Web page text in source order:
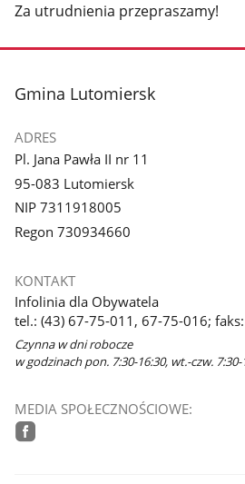
Za utrudnienia przepraszamy!
stopka
Gmina Lutomiersk
ADRES
Pl. Jana Pawła II nr 11
95-083 Lutomiersk
NIP 7311918005
Regon 730934660
KONTAKT
Infolinia dla Obywatela
tel.: (43) 67-75-011, 67-75-016;
Czynna w dni robocze
w godzinach pon. 7:30-16:30, wt.-czw.
MEDIA SPOŁECZNOŚCIOWE: